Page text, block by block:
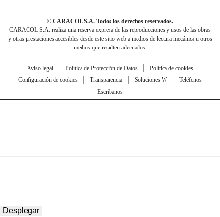
© CARACOL S.A. Todos los derechos reservados.
CARACOL S.A. realiza una reserva expresa de las reproducciones y usos de las obras
y otras prestaciones accesibles desde este sitio web a medios de lectura mecánica u otros
medios que resulten adecuados.
Aviso legal Política de Protección de Datos
Política de cookies
Configuración de cookies
Transparencia Soluciones W
Teléfonos
Escríbanos
Desplegar